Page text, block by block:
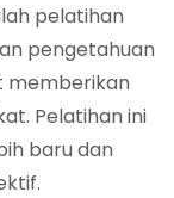
pelatihan
pengetahuan
memberikan
Pelatihan ini
baru dan